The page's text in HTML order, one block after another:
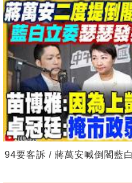
94要客訴 / 蔣萬安喊倒閣藍